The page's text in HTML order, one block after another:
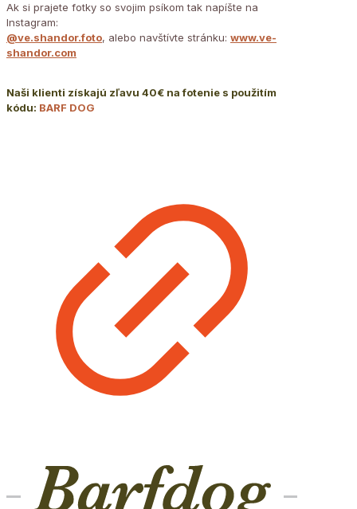
Ak si prajete fotky so svojim psíkom tak napíšte na
Instagram:
@ve.shandor.foto, alebo navštívte stránku: www.ve-
shandor.com
Naši klienti získajú zľavu 40€ na fotenie s použitím
kódu: BARF DOG